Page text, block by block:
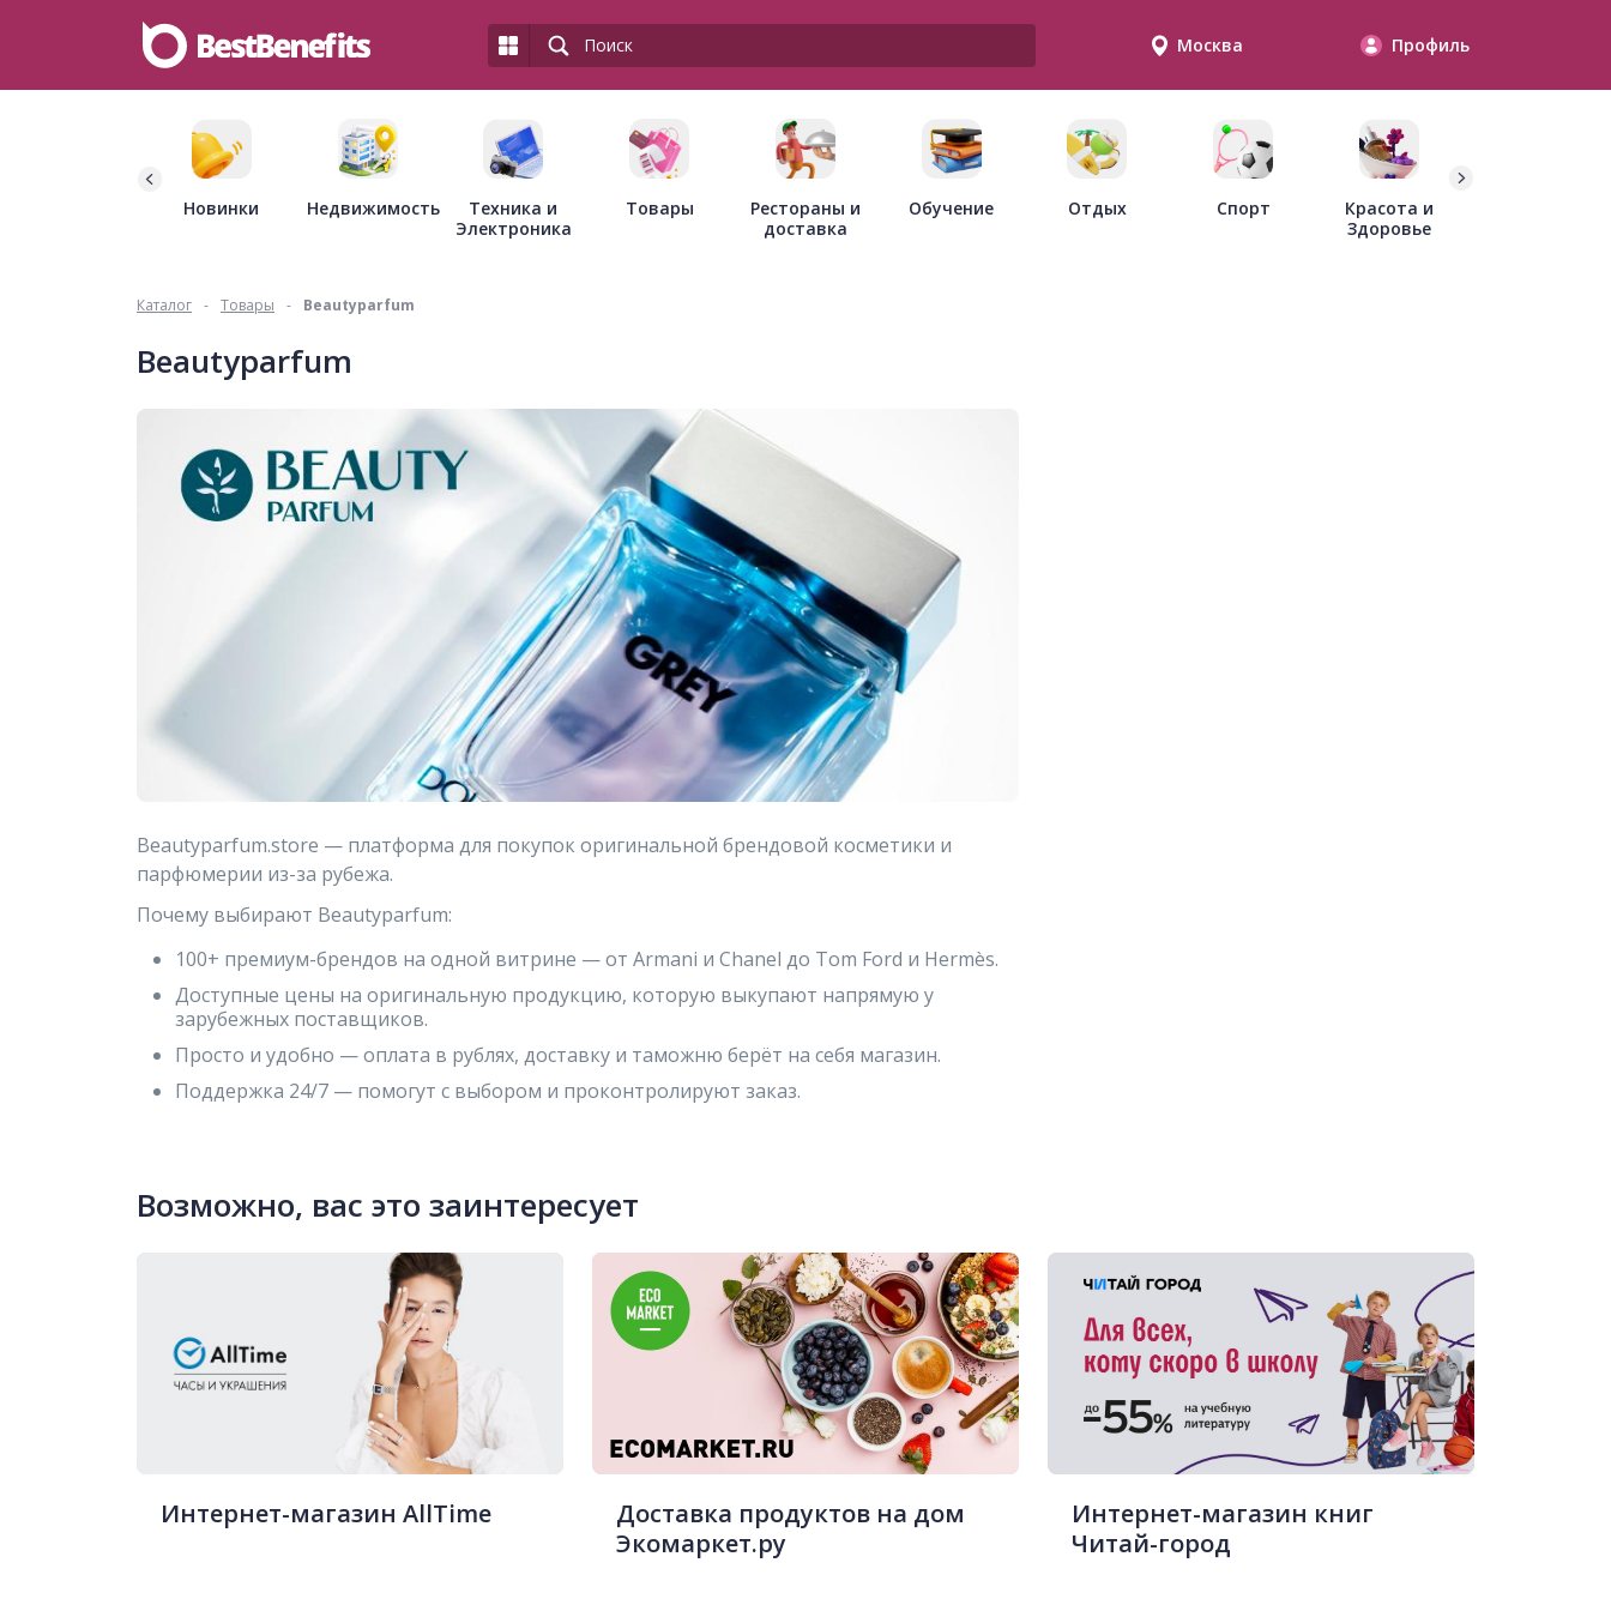
Москва Профиль
Новинки Недвижимость
Техника и
Электроника
Товары
Рестораны и
доставка
Обучение Отдых Спорт
Красота и
Здоровье
Каталог - Товары - Beautyparfum
Beautyparfum
Beautyparfum.store — платформа для покупок оригинальной брендовой косметики и
парфюмерии из-за рубежа.
Почему выбирают Beautyparfum:
100+ премиум-брендов на одной витрине — от Armani и Chanel до Tom Ford и Hermès.
Доступные цены на оригинальную продукцию, которую выкупают напрямую у
зарубежных поставщиков.
Просто и удобно — оплата в рублях, доставку и таможню берёт на себя магазин.
Поддержка 24/7 — помогут с выбором и проконтролируют заказ.
Возможно, вас это заинтересует
Интернет-магазин AllTime
Доставка продуктов на дом
Экомаркет.ру
Интернет-магазин книг
Читай-город